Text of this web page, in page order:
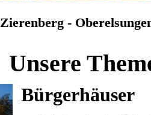
Zierenberg -
Unsere
Bürgerhäuser